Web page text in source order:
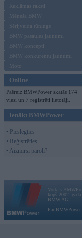
Reklāmas raksti
Mēneša BMW
Sērijveida tūnings
BMW pasaules jaunumi
BMW koncepti
BMW konkurentu jaunumi
Moto
Online
Pašreiz BMWPower skatās 174
viesi un 7 reģistrēti lietotāji.
Ienākt BMWPower
• Pieslēgties
• Reģistrēties
• Aizmirsi paroli?
Vortāls
kopš 2002.
BMW AG.
Par BMWPower